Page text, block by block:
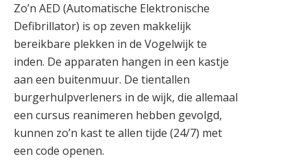
Zo’n AED (Automatische Elektronische
Defibrillator) is op zeven makkelijk
bereikbare plekken in de Vogelwijk te
inden. De apparaten hangen in een kastje
aan een buitenmuur. De tientallen
burgerhulpverleners in de wijk, die allemaal
een cursus reanimeren hebben gevolgd,
kunnen zo’n kast te allen tijde (24/7) met
een code openen.